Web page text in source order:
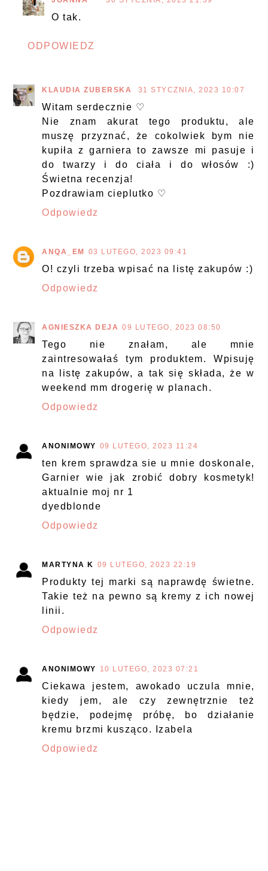
O tak.
ODPOWIEDZ
KLAUDIA ZUBERSKA 31 STYCZNIA, 2023 10:07
Witam serdecznie ♡
Nie znam akurat tego produktu, ale
muszę przyznać, że cokolwiek bym nie
kupiła z garniera to zawsze mi pasuje i
do twarzy i do ciała i do włosów :)
Świetna recenzja!
Pozdrawiam cieplutko ♡
Odpowiedz
ANQA_EM 03 LUTEGO, 2023 09:41
O! czyli trzeba wpisać na listę zakupów :)
Odpowiedz
AGNIESZKA DEJA 09 LUTEGO, 2023 08:50
Tego nie znałam, ale mnie
zaintresowałaś tym produktem. Wpisuję
na listę zakupów, a tak się składa, że w
weekend mm drogerię w planach.
Odpowiedz
ANONIMOWY 09 LUTEGO, 2023 11:24
ten krem sprawdza sie u mnie doskonale,
Garnier wie jak zrobić dobry kosmetyk!
aktualnie moj nr 1
dyedblonde
Odpowiedz
MARTYNA K 09 LUTEGO, 2023 22:19
Produkty tej marki są naprawdę świetne.
Takie też na pewno są kremy z ich nowej
linii.
Odpowiedz
ANONIMOWY 10 LUTEGO, 2023 07:21
Ciekawa jestem, awokado uczula mnie,
kiedy jem, ale czy zewnętrznie też
będzie, podejmę próbę, bo działanie
kremu brzmi kusząco. Izabela
Odpowiedz